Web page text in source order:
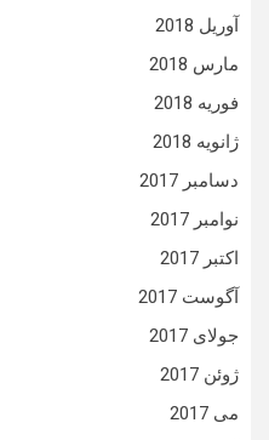
آوریل 2018
مارس 2018
فوریه 2018
ژانویه 2018
دسامبر 2017
نوامبر 2017
اکتبر 2017
آگوست 2017
جولای 2017
ژوئن 2017
می 2017